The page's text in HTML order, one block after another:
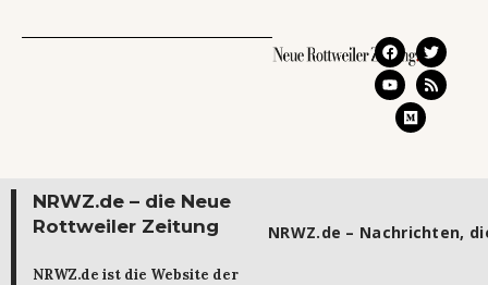
NRWZ.de – die Neue
Rottweiler Zeitung
NRWZ.de ist die Website der
NRWZ.de – Nachrichten,